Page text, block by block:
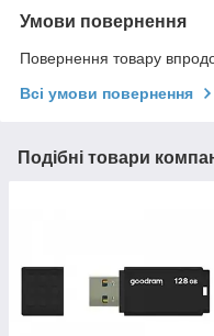
Умови повернення
Повернення товару
Всі умови повернення
Подібні товари